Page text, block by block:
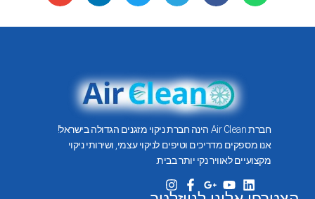
חברת Air Clean הינה חברת ניקוי מזגנים הגדולה בישראל!
אנו מספקים מדריכים וטיפים לניקוי עצמי, ושירותי ניקוי
מקצועיים לאוויר נקי יותר בבית.